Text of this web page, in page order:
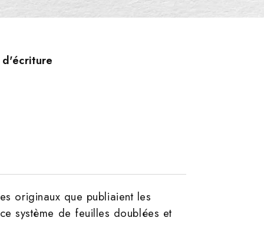
originaux que publiaient les
système de feuilles doublées et